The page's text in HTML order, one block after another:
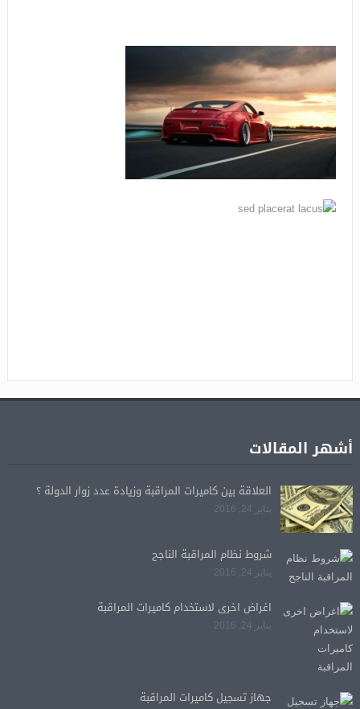
أشهر المقالات
العلاقة بين كاميرات المراقبة وزيادة عدد زوار الدولة ؟
يناير 24, 2016
شروط نظام المراقبة الناجح
يناير 24, 2016
اغراض اخرى لاستخدام كاميرات المراقبة
يناير 24, 2016
جهاز تسجيل كاميرات المراقبة